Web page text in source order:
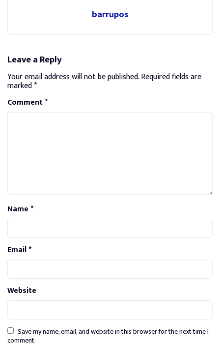
barrupos
Leave a Reply
Your email address will not be published.Required fields are
marked*
Comment*
Name*
Email*
Website
Save my name, email, and website in this browser for the next time I
comment.